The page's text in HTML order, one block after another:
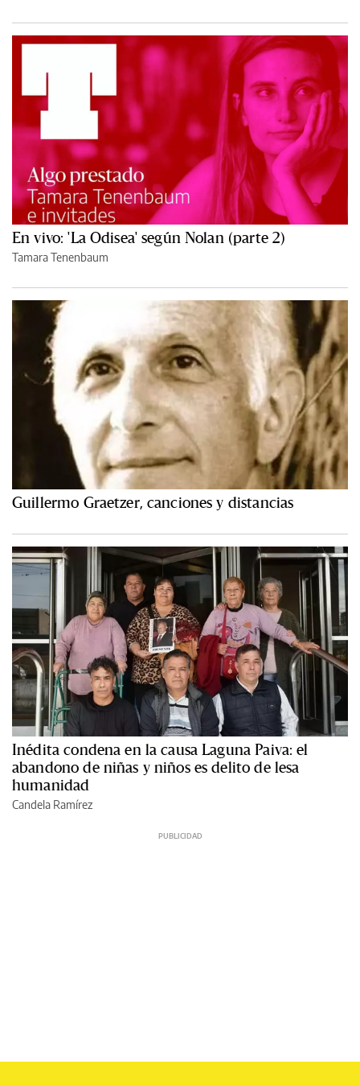
En vivo: 'La Odisea' según Nolan (parte 2)
Tamara Tenenbaum
Guillermo Graetzer, canciones y distancias
Inédita condena en la causa Laguna Paiva: el
abandono de niñas y niños es delito de lesa
humanidad
Candela Ramírez